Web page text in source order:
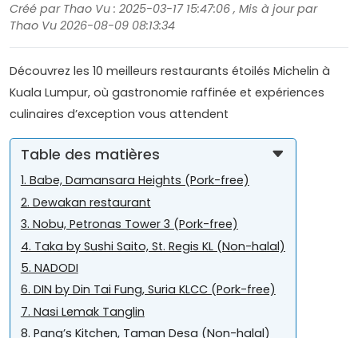
Créé par Thao Vu : 2025-03-17 15:47:06 , Mis à jour par
Thao Vu 2026-08-09 08:13:34
Découvrez les 10 meilleurs restaurants étoilés Michelin à
Kuala Lumpur, où gastronomie raffinée et expériences
culinaires d’exception vous attendent
Table des matières
1. Babe, Damansara Heights (Pork-free)
2. Dewakan restaurant
3. Nobu, Petronas Tower 3 (Pork-free)
4. Taka by Sushi Saito, St. Regis KL (Non-halal)
5. NADODI
6. DIN by Din Tai Fung, Suria KLCC (Pork-free)
7. Nasi Lemak Tanglin
8. Pang’s Kitchen, Taman Desa (Non-halal)